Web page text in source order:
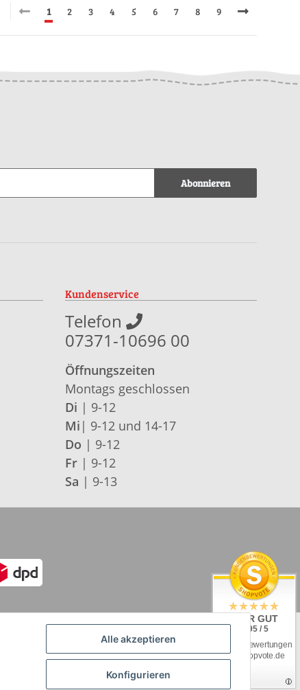
1 2 3 4 5 6 7 8 9
Abonnieren
Kundenservice
Telefon
07371-10696 00
Öffnungszeiten
Montags geschlossen
Di | 9-12
Mi | 9-12 und 14-17
Do | 9-12
Fr| 9-12
Sa | 9-13
Alle akzeptieren
Konfigurieren
SEHR GUT
4.95 / 5
aus 92 Bewertungen
bei: shopvote.de